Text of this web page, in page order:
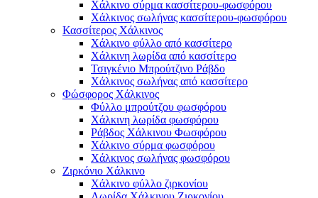
Χάλκινο σύρμα κασσίτερου-φωσφόρου
Χάλκινος σωλήνας κασσίτερου-φωσφόρου
Κασσίτερος Χάλκινος
Χάλκινο φύλλο από κασσίτερο
Χάλκινη λωρίδα από κασσίτερο
Τσιγκένιο Μπρούτζινο Ράβδο
Χάλκινος σωλήνας από κασσίτερο
Φώσφορος Χάλκινος
Φύλλο μπρούτζου φωσφόρου
Χάλκινη λωρίδα φωσφόρου
Ράβδος Χάλκινου Φωσφόρου
Χάλκινο σύρμα φωσφόρου
Χάλκινος σωλήνας φωσφόρου
Ζιρκόνιο Χάλκινο
Χάλκινο φύλλο ζιρκονίου